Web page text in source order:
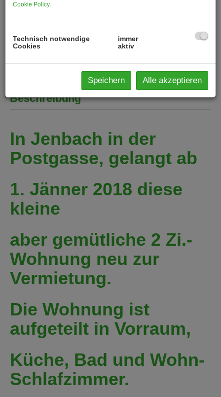
Beschreibung
In Jenbach in der
Postgasse, gelangt ab
1. Jänner 2018 diese
kleine
aber gemütliche 2 Zi.-
Wohnung neu zur
Vermietung.
Die Wohnung ist
aufgeteilt in Vorraum,
Küche, Bad und Wohn-
Schlafzimmer.
Cookie Policy.
Technisch notwendige
Cookies
immer
aktiv
Speichern Alle akzeptieren